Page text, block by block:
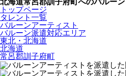
北海道常呂郡訓子府町へのバルー
トップページ
タレント一覧
バルーンアーティスト
バルーン派遣対応エリア
東北・北海道
北海道
常呂郡訓子府町